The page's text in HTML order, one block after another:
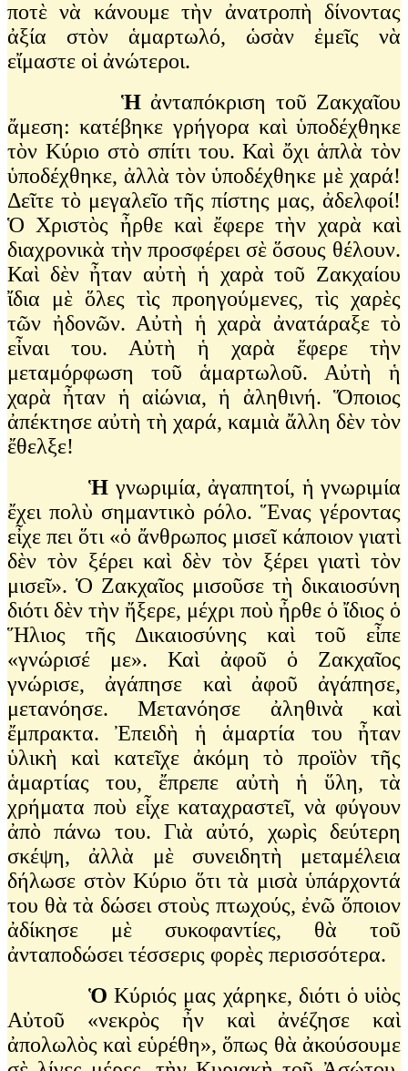
ποτὲ νὰ κάνουμε τὴν ἀνατροπὴ δίνοντας
ἀξία στὸν ἁμαρτωλό, ὡσὰν ἐμεῖς νὰ
εἴμαστε οἱ ἀνώτεροι.
Ἡἀνταπόκριση τοῦ Ζακχαῖου
ἄμεση: κατέβηκε γρήγορα καὶ ὑποδέχθηκε
τὸν Κύριο στὸ σπίτι του. Καὶ ὄχι ἁπλὰ τὸν
ὑποδέχθηκε, ἀλλὰ τὸν ὑποδέχθηκε μὲ χαρά!
Δεῖτε τὸ μεγαλεῖο τῆς πίστης μας, ἀδελφοί!
Ὁ Χριστὸς ἦρθε καὶ ἔφερε τὴν χαρὰ καὶ
διαχρονικὰ τὴν προσφέρει σὲ ὅσους θέλουν.
Καὶ δὲν ἦταν αὐτὴ ἡ χαρὰ τοῦ Ζακχαίου
ἴδια μὲ ὅλες τὶς προηγούμενες, τὶς χαρὲς
τῶν ἠδονῶν. Αὐτὴ ἡ χαρὰ ἀνατάραξε τὸ
εἶναι του. Αὐτὴ ἡ χαρὰ ἔφερε τὴν
μεταμόρφωση τοῦ ἁμαρτωλοῦ. Αὐτὴ ἡ
χαρὰ ἦταν ἡ αἰώνια, ἡ ἀληθινή. Ὅποιος
ἀπέκτησε αὐτὴ τὴ χαρά, καμιὰ ἄλλη δὲν τὸν
ἔθελξε!
Ἡ γνωριμία, ἀγαπητοί, ἡ γνωριμία
ἔχει πολὺ σημαντικὸ ρόλο. Ἕνας γέροντας
εἶχε πει ὅτι «ὁ ἄνθρωπος μισεῖ κάποιον γιατὶ
δὲν τὸν ξέρει καὶ δὲν τὸν ξέρει γιατὶ τὸν
μισεῖ». Ὁ Ζακχαῖος μισοῦσε τὴ δικαιοσύνη
διότι δὲν τὴν ἤξερε, μέχρι ποὺ ἦρθε ὁ ἴδιος ὁ
Ἥλιος τῆς Δικαιοσύνης καὶ τοῦ εἶπε
«γνώρισέ με». Καὶ ἀφοῦ ὁ Ζακχαῖος
γνώρισε, ἀγάπησε καὶ ἀφοῦ ἀγάπησε,
μετανόησε. Μετανόησε ἀληθινὰ καὶ
ἔμπρακτα. Ἐπειδὴ ἡ ἁμαρτία του ἦταν
ὑλικὴ καὶ κατεῖχε ἀκόμη τὸ προϊὸν τῆς
ἁμαρτίας του, ἔπρεπε αὐτὴ ἡ ὕλη, τὰ
χρήματα ποὺ εἶχε καταχραστεῖ, νὰ φύγουν
ἀπὸ πάνω του. Γιὰ αὐτό, χωρὶς δεύτερη
σκέψη, ἀλλὰ μὲ συνειδητὴ μεταμέλεια
δήλωσε στὸν Κύριο ὅτι τὰ μισὰ ὑπάρχοντά
του θὰ τὰ δώσει στοὺς πτωχούς, ἐνῶ ὅποιον
ἀδίκησε μὲ συκοφαντίες, θὰ τοῦ
ἀνταποδώσει τέσσερις φορὲς περισσότερα.
Ὁ Κύριός μας χάρηκε, διότι ὁ υἱὸς
Αὐτοῦ «νεκρὸς ἦν καὶ ἀνέζησε καὶ
ἀπολωλὸς καὶ εὑρέθη», ὅπως θὰ ἀκούσουμε